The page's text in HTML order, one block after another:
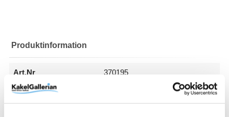
Produktinformation
Art.Nr 370195
Belysning